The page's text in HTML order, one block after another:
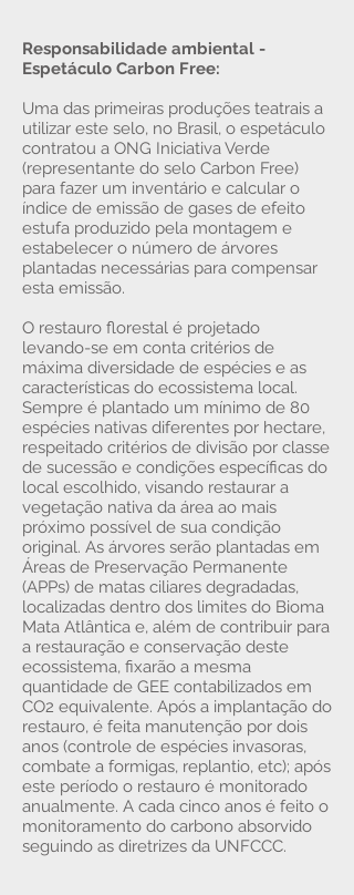
Responsabilidade ambiental -
Espetáculo Carbon Free:
Uma das primeiras produções teatrais a
utilizar este selo, no Brasil, o espetáculo
contratou a ONG Iniciativa Verde
(representante do selo Carbon Free)
para fazer um inventário e calcular o
índice de emissão de gases de efeito
estufa produzido pela montagem e
estabelecer o número de árvores
plantadas necessárias para compensar
esta emissão.
O restauro florestal é projetado
levando-se em conta critérios de
máxima diversidade de espécies e as
características do ecossistema local.
Sempre é plantado um mínimo de 80
espécies nativas diferentes por hectare,
respeitado critérios de divisão por classe
de sucessão e condições específicas do
local escolhido, visando restaurar a
vegetação nativa da área ao mais
próximo possível de sua condição
original. As árvores serão plantadas em
Áreas de Preservação Permanente
(APPs) de matas ciliares degradadas,
localizadas dentro dos limites do Bioma
Mata Atlântica e, além de contribuir para
a restauração e conservação deste
ecossistema, fixarão a mesma
quantidade de GEE contabilizados em
CO2 equivalente. Após a implantação do
restauro, é feita manutenção por dois
anos (controle de espécies invasoras,
combate a formigas, replantio, etc); após
este período o restauro é monitorado
anualmente. A cada cinco anos é feito o
monitoramento do carbono absorvido
seguindo as diretrizes da UNFCCC.